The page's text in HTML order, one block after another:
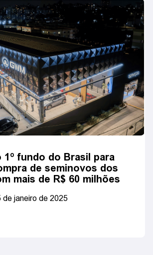
1º fundo do Brasil para
de seminovos dos
mais de R$ 60 milhões
de janeiro de 2025